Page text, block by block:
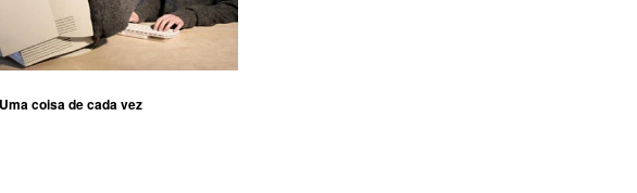
Uma coisa de cada vez